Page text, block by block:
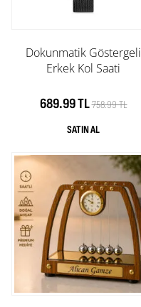
Dokunmatik Göstergeli
Erkek Kol Saati
689.99 TL758.99 TL